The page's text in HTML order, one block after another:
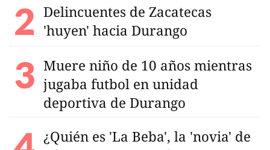
Delincuentes de Zacatecas
'huyen' hacia Durango
Muere niño de 10 años mientras
jugaba futbol en unidad
deportiva de Durango
¿Quién es 'La Beba', la 'novia' de